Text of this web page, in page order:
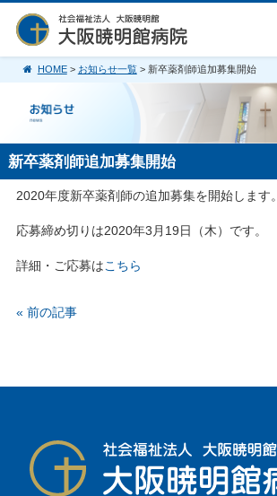
HOME> お知らせ一覧> 新卒薬剤師追加募集開始
新卒薬剤師追加募集開始
2020年度新卒薬剤師の追加募集を開始します。
応募締め切りは2020年3月19日（木）です。
詳細・ご応募はこちら
« 前の記事